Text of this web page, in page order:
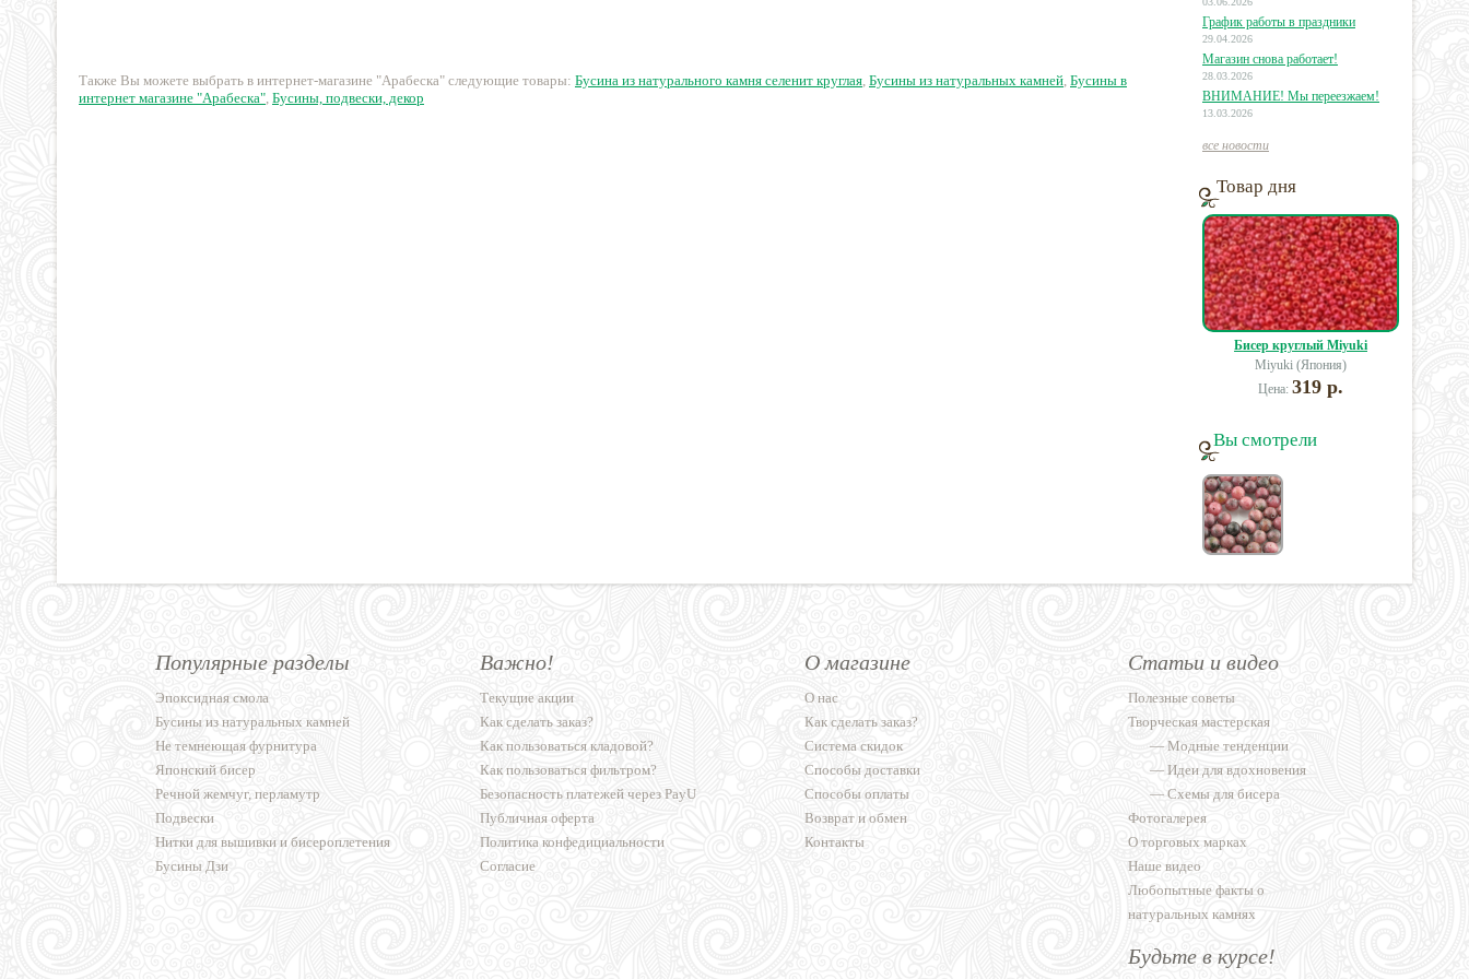
29 руб. 27 руб.
Также Вы можете выбрать в интернет-магазине "Арабеска" следующие товары: Бусина из натурального камня селенит круглая, Бусины из натуральных камней, Бусины в
интернет магазине "Арабеска", Бусины, подвески, декор
График работы в праздники
29.04.2026
Магазин снова работает!
28.03.2026
ВНИМАНИЕ! Мы переезжаем!
13.03.2026
все новости
Товар дня
Бисер круглый Miyuki
Miyuki (Япония)
Цена: 319 р.
Вы смотрели
Популярные разделы
Эпоксидная смола
Бусины из натуральных камней
Не темнеющая фурнитура
Японский бисер
Речной жемчуг, перламутр
Подвески
Нитки для вышивки и бисероплетения
Бусины Дзи
Важно!
Текущие акции
Как сделать заказ?
Как пользоваться кладовой?
Как пользоваться фильтром?
Безопасность платежей через PayU
Публичная оферта
Политика конфедициальности
Согласие
О магазине
О нас
Как сделать заказ?
Система скидок
Способы доставки
Способы оплаты
Возврат и обмен
Контакты
Статьи и видео
Полезные советы
Творческая мастерская
—Модные тенденции
—Идеи для вдохновения
—Схемы для бисера
Фотогалерея
О торговых марках
Наше видео
Любопытные факты о
натуральных камнях
Будьте в курсе!